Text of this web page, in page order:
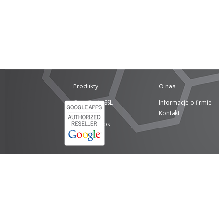
Produkty
Certyfikaty SSL
Domeny
Google Apps
O nas
Informacje o firmie
Kontakt